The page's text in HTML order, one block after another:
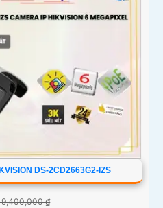
DS-2CD2663G2-IZS
9,400,000 ₫